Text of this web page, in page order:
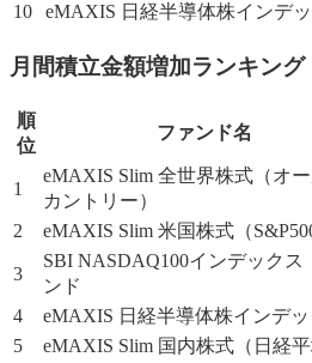
10 eMAXIS 日経半導体株インデ
月間積立金額増加ランキング
順
位
ファンド名
1
eMAXIS Slim 全世界株式（オー
カントリー）
2 eMAXIS Slim 米国株式（
3
SBI NASDAQ100インデックス
ンド
4 eMAXIS 日経半導体株インデッ
5
eMAXIS Slim 国内株式（日経平